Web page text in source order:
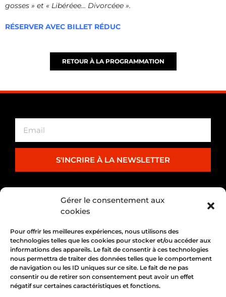
Gérer le consentement aux
cookies
Pour offrir les meilleures expériences, nous utilisons des
technologies telles que les cookies pour stocker et/ou accéder aux
informations des appareils. Le fait de consentir à ces technologies
nous permettra de traiter des données telles que le comportement
de navigation ou les ID uniques sur ce site. Le fait de ne pas
consentir ou de retirer son consentement peut avoir un effet
négatif sur certaines caractéristiques et fonctions.
gosses » et « Libéréee… Divorcéee ».
RÉSERVER AVEC BILLET RÉDUC
RETOUR À LA PROGRAMMATION
S'INCRIRE À LA NEWSLETTER
PARTENARIAT